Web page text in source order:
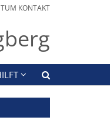
KONTAKT